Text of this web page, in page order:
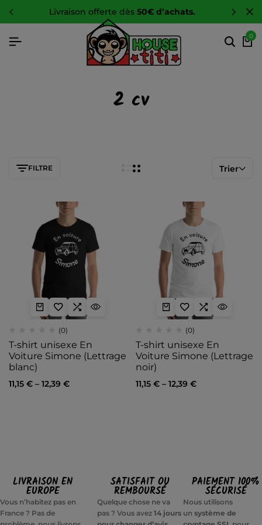
livraison offerte dès 50€ d’achats.
0
2 cv
FILTRE Trier
(0)
T-shirt unisexe En
Voiture Simone (Lettrage
blanc)
11,15 € – 12,39 €
(0)
T-shirt unisexe En
Voiture Simone (Lettrage
noir)
11,15 €– 12,39 €
LIVRAISON EN
EUROPE
Vous n’habitez pas en
France ? Pas de
SATISFAIT OU
REMBOURSÉ
Quelque chose ne va
pas ? Vous avez14 jours
PAIEMENT 100%
SÉCURISÉ
Nous utilisons
un système de